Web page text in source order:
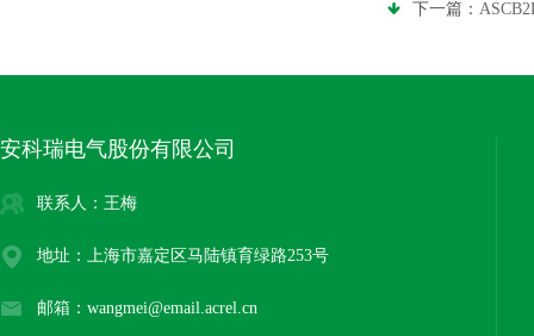
下一篇：
安科瑞电气股份有限公司
联系人：王梅
地址：上海市嘉定区马陆镇育绿路253号
邮箱：wangmei@email.acrel.cn